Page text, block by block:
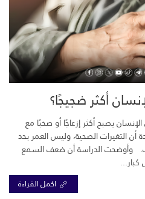
أكثر ضجيجًا؟
يصبح أكثر إزعاجًا أو صخبًا مع
التغيرات الصحية، وليس العمر بحد
وأوضحت الدراسة أن ضعف السمع
اكمل القراءة